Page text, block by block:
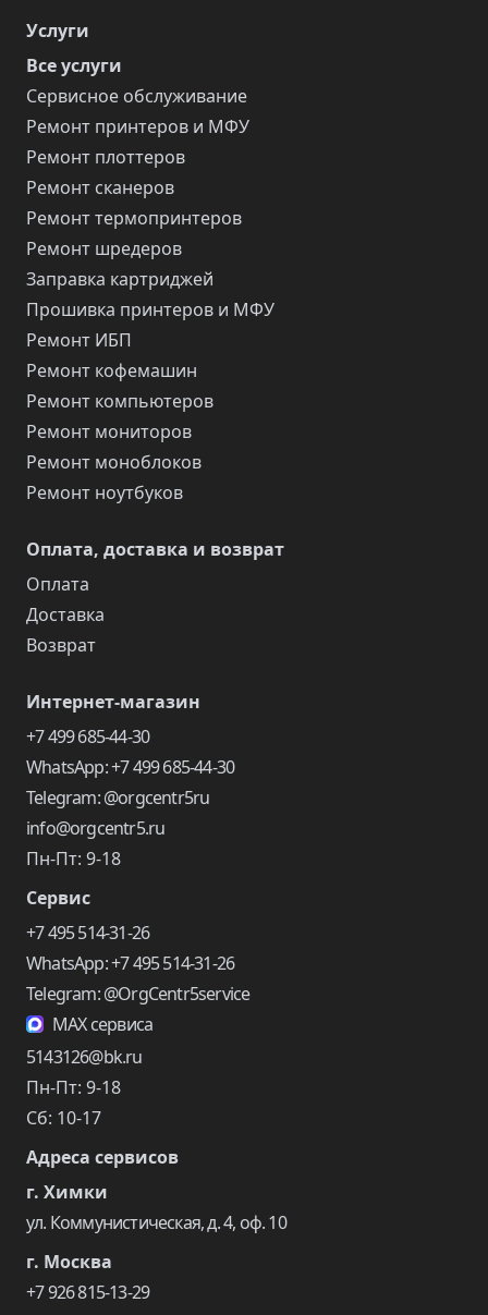
Услуги
Все услуги
Сервисное обслуживание
Ремонт принтеров и МФУ
Ремонт плоттеров
Ремонт сканеров
Ремонт термопринтеров
Ремонт шредеров
Заправка картриджей
Прошивка принтеров и МФУ
Ремонт ИБП
Ремонт кофемашин
Ремонт компьютеров
Ремонт мониторов
Ремонт моноблоков
Ремонт ноутбуков
Оплата, доставка и возврат
Оплата
Доставка
Возврат
Интернет-магазин
+7 499 685-44-30
WhatsApp: +7 499 685-44-30
Telegram: @orgcentr5ru
info@orgcentr5.ru
Пн-Пт: 9-18
Сервис
+7 495 514-31-26
WhatsApp: +7 495 514-31-26
Telegram: @OrgCentr5service
MAX сервиса
5143126@bk.ru
Пн-Пт: 9-18
Сб: 10-17
Адреса сервисов
г. Химки
ул. Коммунистическая, д. 4, оф. 10
г. Москва
+7 926 815-13-29